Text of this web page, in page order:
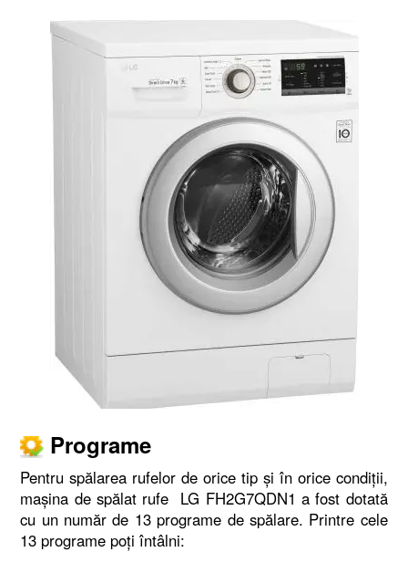
Programe
Pentru spălarea rufelor de orice tip şi în orice condiţii,
maşina de spălat rufe LG FH2G7QDN1 a fost dotată
cu un număr de 13 programe de spălare. Printre cele
13 programe poţi întâlni: